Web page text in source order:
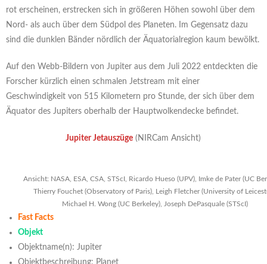
rot erscheinen, erstrecken sich in größeren Höhen sowohl über dem
Nord- als auch über dem Südpol des Planeten. Im Gegensatz dazu
sind die dunklen Bänder nördlich der Äquatorialregion kaum bewölkt.
Auf den Webb-Bildern von Jupiter aus dem Juli 2022 entdeckten die
Forscher kürzlich einen schmalen Jetstream mit einer
Geschwindigkeit von 515 Kilometern pro Stunde, der sich über dem
Äquator des Jupiters oberhalb der Hauptwolkendecke befindet.
Jupiter Jetauszüge (NIRCam Ansicht)
Ansicht: NASA, ESA, CSA, STScI, Ricardo Hueso (UPV), Imke de Pater (UC
Thierry Fouchet (Observatory of Paris), Leigh Fletcher (University of
Michael H. Wong (UC Berkeley), Joseph DePasquale (STScI)
Fast Facts
Objekt
Objektname(n): Jupiter
Objektbeschreibung: Planet